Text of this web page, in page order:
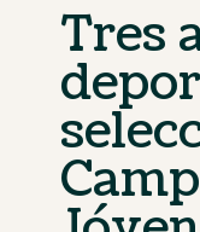
Tres